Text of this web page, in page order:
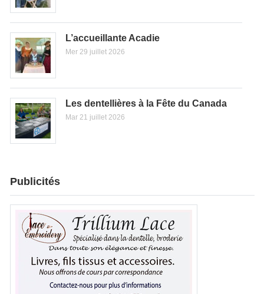
L’accueillante Acadie
Mer 29 juillet 2026
Les dentellières à la Fête du Canada
Mar 21 juillet 2026
Publicités